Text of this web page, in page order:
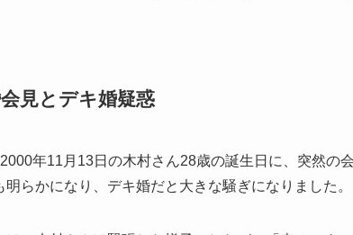
見とデキ婚疑惑
年11月13日の木村さん28歳の誕生日に、突然の
明らかになり、デキ婚だと大きな騒ぎになりました。